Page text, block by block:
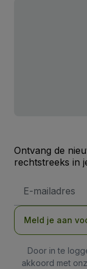
Ontvang de
rechtstreeks in
mailadres
Meld je aan
Door in te
akkoord met